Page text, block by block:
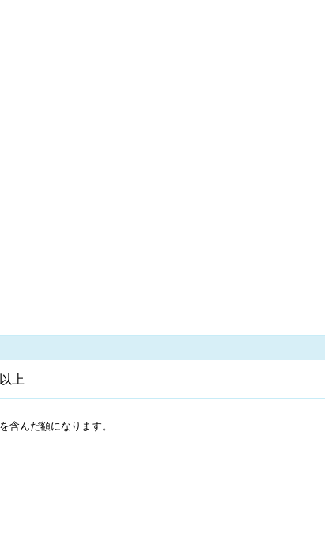
上
含んだ額になります。